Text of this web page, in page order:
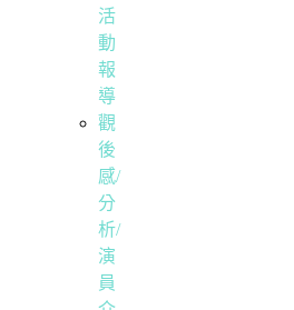
活
動
報
導
觀
後
感/
分
析/
演
員